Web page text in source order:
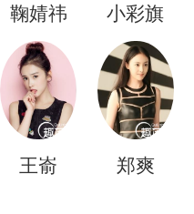
鞠婧祎 小彩旗
王嵛 郑爽